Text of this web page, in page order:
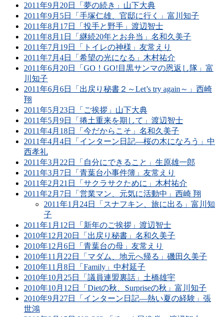
2011年9月20日「夢の続き」山下大典
2011年9月5日「手塚仁雄、官邸に行く」富川知子
2011年8月17日「投手と野手」渡辺智士
2011年8月1日「継続20年とお弁当」名和久美子
2011年7月19日「トイレの神様」友常えり
2011年7月4日「希望の光になる」木村祐介
2011年6月20日「GO！GO!目黒サンマの恩返し隊」富
川知子
2011年6月6日「出戻り秘書２～Let’s try again～」西崎
翔
2011年5月23日「ご挨拶」山下大典
2011年5月9日「捲土重来を期して」渡辺智士
2011年4月18日「今だからこそ」名和久美子
2011年4月4日「インターン日記―桜の木になろう」中
西孝礼
2011年3月22日「自分にできること」生原雄一郎
2011年3月7日「青葉台小事件簿」友常えり
2011年2月21日「サクラサクために」木村祐介
2011年2月7日「営業マン、元気に活動中」西崎 翔
2011年1月24日「スナフキン、旅に出る」富川知
子
2011年1月12日「新年のご挨拶」渡辺智士
2010年12月20日「出戻り秘書」名和久美子
2010年12月6日「青葉台の母」友常えり
2010年11月22日「マダム、地元へ帰る」磯田久美子
2010年11月8日「Family」中村延子
2010年10月25日「議員連盟裏話」土橋雄宇
2010年10月12日「Dietの秋、Surpriseの秋」富川知子
2010年9月27日「インターン日記―熱い夏の経験」張
世鴻